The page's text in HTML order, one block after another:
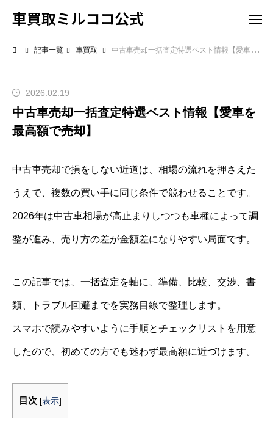
車買取ミルココ公式
記事一覧 車買取 中古車売却一括査定特選ベスト情報【愛車を最高額で売却】
2026.02.19
中古車売却一括査定特選ベスト情報【愛車を
最高額で売却】
中古車売却で損をしない近道は、相場の流れを押さえた
うえで、複数の買い手に同じ条件で競わせることです。
2026年は中古車相場が高止まりしつつも車種によって調
整が進み、売り方の差が金額差になりやすい局面です。
この記事では、一括査定を軸に、準備、比較、交渉、書
類、トラブル回避までを実務目線で整理します。
スマホで読みやすいように手順とチェックリストを用意
したので、初めての方でも迷わず最高額に近づけます。
目次 [表示]